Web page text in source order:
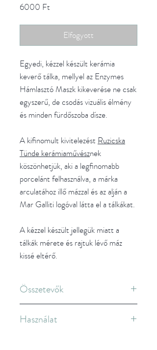
6000 Ft
Elfogyott
Egyedi, kézzel készült kerámia
keverő tálka, mellyel az Enzymes
Hámlasztó Maszk kikeverése ne csak
egyszerű, de csodás vizuális élmény
és minden fürdőszoba dísze.
A kifinomult kivitelezést Ruzicska
Tünde kerámiaművésznek
köszönhetjük, aki a legfinomabb
porcelánt felhasználva, a márka
arculatához illő mázzal és az alján a
Mar Galliti logóval látta el a tálkákat.
A kézzel készült jellegük miatt a
tálkák mérete és rajtuk lévő máz
kissé eltérő.
Összetevők
Használat